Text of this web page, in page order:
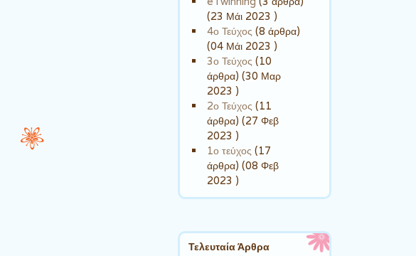
(23 Μάι 2023 )
4ο Τεύχος (8 άρθρα)
(04 Μάι 2023 )
3ο Τεύχος (10
άρθρα) (30 Μαρ
2023 )
2ο Τεύχος (11
άρθρα) (27 Φεβ
2023 )
1ο τεύχος (17
άρθρα) (08 Φεβ
2023 )
Τελευταία Άρθρα